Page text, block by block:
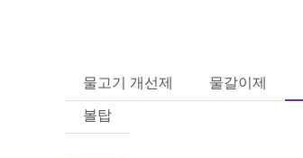
물고기 개선제 물갈이제
볼탑